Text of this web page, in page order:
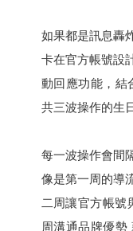
如果都是訊息轟
卡在官方帳號設
動回應功能，結
共三波操作的生
每一波操作會間
像是第一周的導
二周讓官方帳號
周溝通品牌優勢